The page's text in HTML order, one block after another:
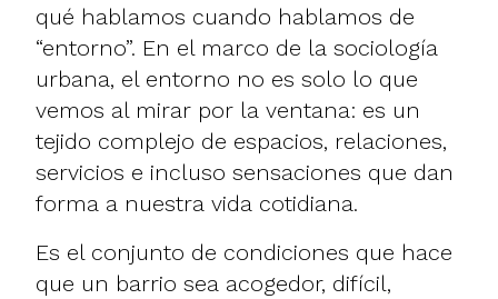
qué hablamos cuando hablamos de
“entorno”. En el marco de la sociología
urbana, el entorno no es solo lo que
vemos al mirar por la ventana: es un
tejido complejo de espacios, relaciones,
servicios e incluso sensaciones que dan
forma a nuestra vida cotidiana.
Es el conjunto de condiciones que hace
que un barrio sea acogedor, difícil,